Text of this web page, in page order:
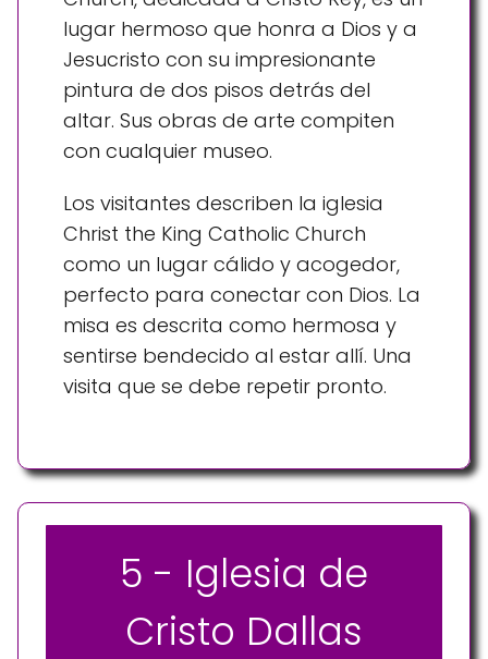
lugar hermoso que honra a Dios y a
Jesucristo con su impresionante
pintura de dos pisos detrás del
altar. Sus obras de arte compiten
con cualquier museo.
Los visitantes describen la iglesia
Christ the King Catholic Church
como un lugar cálido y acogedor,
perfecto para conectar con Dios. La
misa es descrita como hermosa y
sentirse bendecido al estar allí. Una
visita que se debe repetir pronto.
5 - Iglesia de
Cristo Dallas